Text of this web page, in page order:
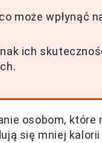
może wpłynąć
ich
osobom, które
się mniej kalorii